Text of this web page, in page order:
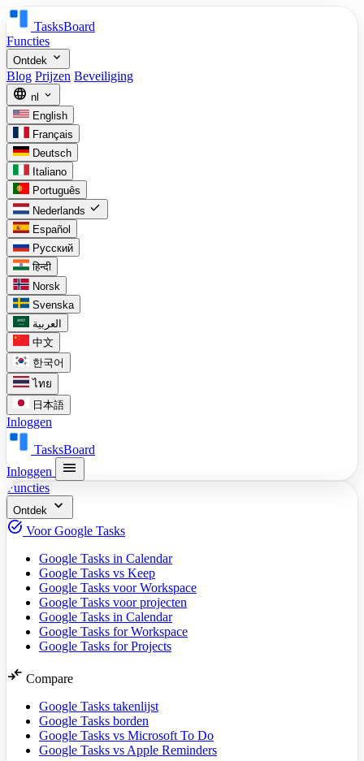
TasksBoard
Functies
Ontdek expand_more
Blog Prijzen Beveiliging
language nl expand_more
English
Français
Deutsch
Italiano
Português
Nederlands check
Español
Русский
हिन्दी
Norsk
Svenska
العربية
中文
한국어
ไทย
日本語
Inloggen
TasksBoard
Inloggen
menu
Functies
Ontdek expand_more
task_alt Voor Google Tasks
Google Tasks in Calendar
Google Tasks vs Keep
Google Tasks voor Workspace
Google Tasks voor projecten
Google Tasks in Calendar
Google Tasks for Workspace
Google Tasks for Projects
compare_arrows Compare
Google Tasks takenlijst
Google Tasks borden
Google Tasks vs Microsoft To Do
Google Tasks vs Apple Reminders